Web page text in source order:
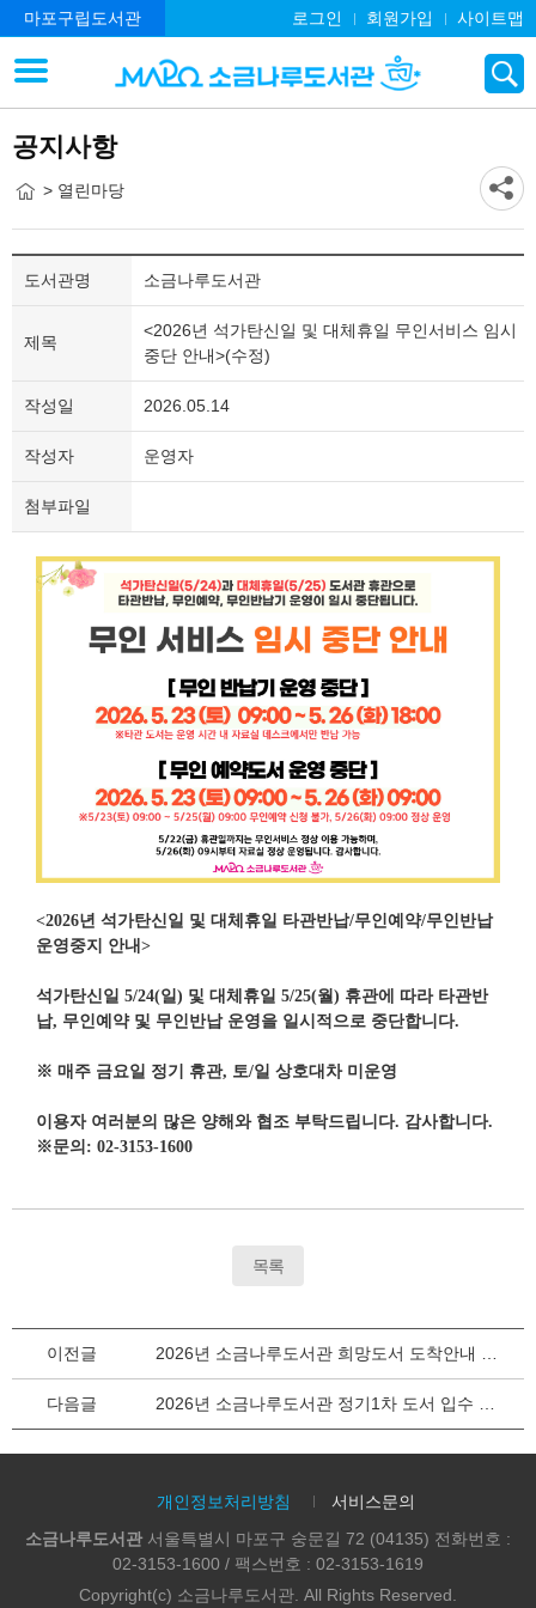
마포구립도서관 로그인 회원가입 사이트맵
공지사항
> 열린마당
도서관명 소금나루도서관
제목
<2026년 석가탄신일 및 대체휴일 무인서비스 임시
중단 안내>(수정)
작성일 2026.05.14
작성자 운영자
첨부파일
<2026년 석가탄신일 및 대체휴일 타관반납/무인예약/무인반납
운영중지 안내 >
석가탄신일 5/24(일) 및 대체휴일 5/25(월 ) 휴관에 따라 타관반
납, 무인예약 및 무인반납 운영을 일시적으로 중단합니다.
※ 매주 금요일 정기 휴관, 토/일 상호대차 미운영
이용자 여러분의 많은 양해와 협조 부탁드립니다. 감사합니다.
※문의 : 02-3153-1600
목록
이전글
다음글
개인정보처리방침
서비스문의
소금나루도서관 서울특별시 마포구 숭문길 72 (04135) 전화번호 :
02-3153-1600 / 팩스번호 : 02-3153-1619
Copyright(c) 소금나루도서관. All Rights Reserved.